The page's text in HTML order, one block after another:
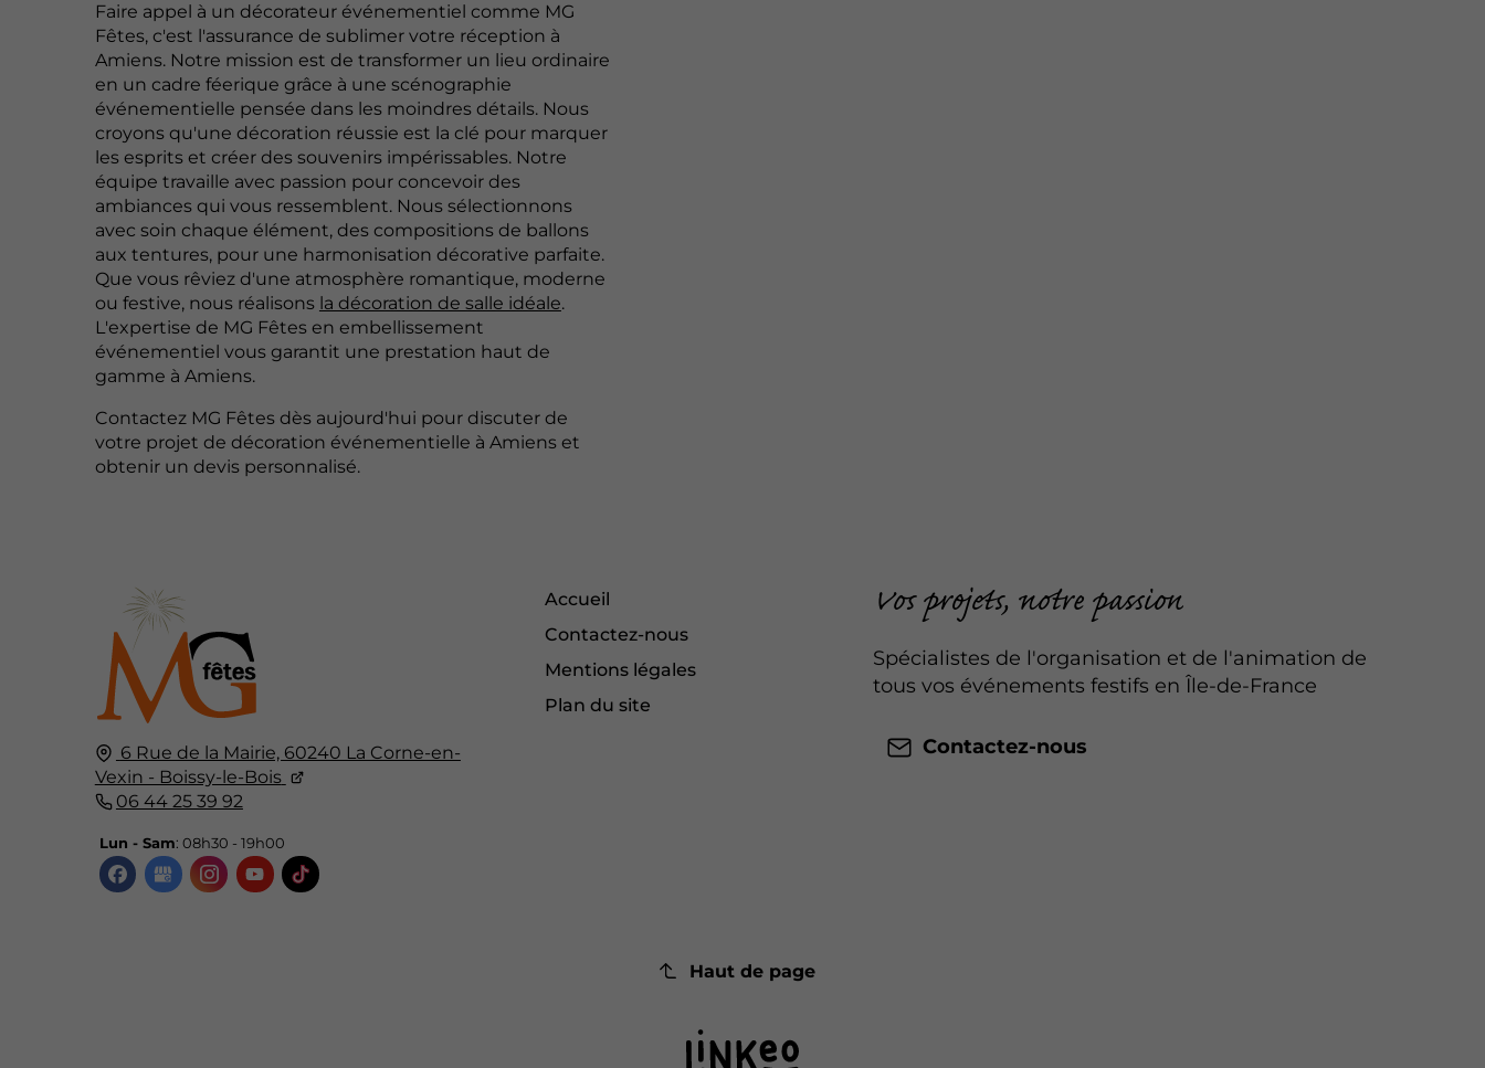
Faire appel à un décorateur événementiel comme MG
Fêtes, c'est l'assurance de sublimer votre réception à
Amiens. Notre mission est de transformer un lieu ordinaire
en un cadre féerique grâce à une scénographie
événementielle pensée dans les moindres détails. Nous
croyons qu'une décoration réussie est la clé pour marquer
les esprits et créer des souvenirs impérissables. Notre
équipe travaille avec passion pour concevoir des
ambiances qui vous ressemblent. Nous sélectionnons
avec soin chaque élément, des compositions de ballons
aux tentures, pour une harmonisation décorative parfaite.
Que vous rêviez d'une atmosphère romantique, moderne
ou festive, nous réalisons la décoration de salle idéale.
L'expertise de MG Fêtes en embellissement
événementiel vous garantit une prestation haut de
gamme à Amiens.
Contactez MG Fêtes dès aujourd'hui pour discuter de
votre projet de décoration événementielle à Amiens et
obtenir un devis personnalisé.
6 Rue de la Mairie, 60240 La Corne-en-
Vexin - Boissy-le-Bois
06 44 25 39 92
Lun - Sam: 08h30 - 19h00
Accueil
Contactez-nous
Mentions légales
Plan du site
Vos projets, notre passion
Spécialistes de l'organisation et de l'animation de
tous vos événements festifs en Île-de-France
Contactez-nous
Haut de page